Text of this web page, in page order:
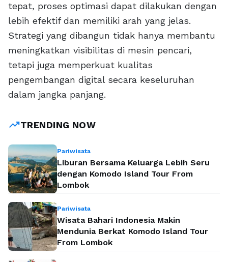
tepat, proses optimasi dapat dilakukan dengan
lebih efektif dan memiliki arah yang jelas.
Strategi yang dibangun tidak hanya membantu
meningkatkan visibilitas di mesin pencari,
tetapi juga memperkuat kualitas
pengembangan digital secara keseluruhan
dalam jangka panjang.
trending_upTRENDING NOW
Pariwisata
Liburan Bersama Keluarga Lebih Seru
dengan Komodo Island Tour From
Lombok
Pariwisata
Wisata Bahari Indonesia Makin
Mendunia Berkat Komodo Island Tour
From Lombok